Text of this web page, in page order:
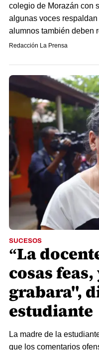
colegio de Morazán con
algunas voces
alumnos también deben
Redacción La Prensa
SUCESOS
“La
cosas
grabara",
estudiante
La madre de la
que los comentarios